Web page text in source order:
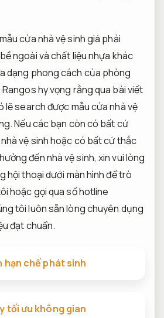
cửa nhà vệ sinh giá phải
ngoài và chất liệu nhựa khác
dạng phong cách của phòng
hy vọng rằng qua bài viết
lẽ search được mẫu cửa nhà vệ
Nếu các bạn còn có bất cứ
vệ sinh hoặc có bất cứ thắc
đến nhà vệ sinh, xin vui lòng
hội thoại dưới màn hình để trò
hoặc gọi qua số hotline
tôi luôn sẵn lòng chuyên dụng
đạt chuẩn.
hạn chế phát sinh
tối ưu không gian